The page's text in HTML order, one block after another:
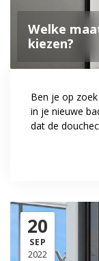
Welke
kiezen?
Ben je op
in je nieuwe
dat de
20
SEP
2022